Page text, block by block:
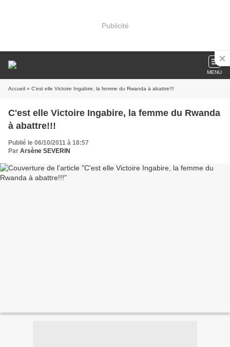
Publicité
MENU
Accueil » C'est elle Victoire Ingabire, la femme du Rwanda à abattre!!!
C'est elle Victoire Ingabire, la femme du Rwanda
à abattre!!!
Publié le 06/10/2011 à 18:57
Par Arsène SEVERIN